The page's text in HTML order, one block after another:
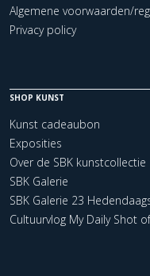
Algemene voorwaarden/
Privacy policy
SHOP KUNST
Kunst cadeaubon
Exposities
Over de SBK kunstcollectie
SBK Galerie
SBK Galerie 23
Cultuurvlog My Daily Shot